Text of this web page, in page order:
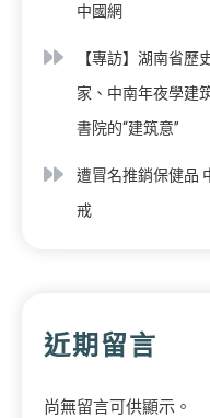
中國網
【專訪】湖南省
家、中南年夜學建
書院的“建筑意”
遭冒名推銷保健品
戒
近期留言
尚無留言可供顯示。